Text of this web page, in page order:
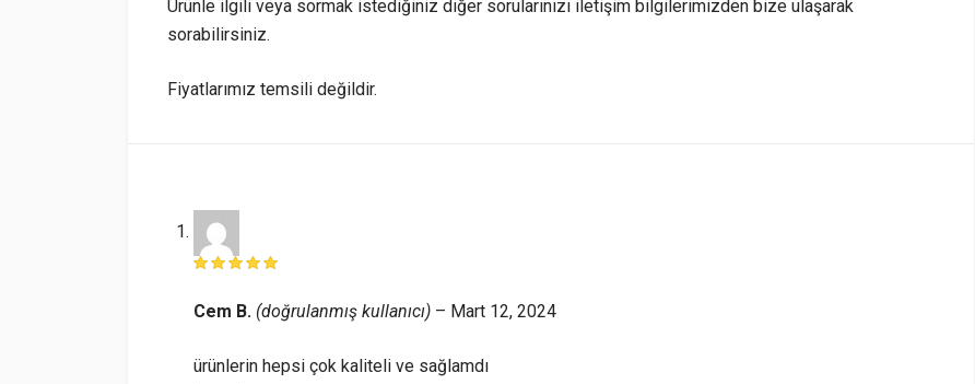
Ürünle ilgili veya sormak istediğiniz diğer sorularınızı iletişim bilgilerimizden bize ulaşarak
sorabilirsiniz.
Fiyatlarımız temsili değildir.
Cem B. (doğrulanmış kullanıcı) – Mart 12, 2024
ürünlerin hepsi çok kaliteli ve sağlamdı